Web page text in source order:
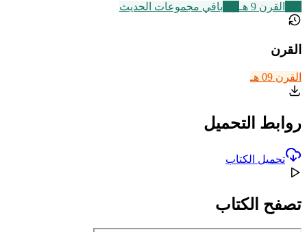
القرن 9 هـ باقي مجموعات الحديث
القرن
القرن 09 هـ
روابط التحميل
تحميل الكتاب
تصفح الكتاب